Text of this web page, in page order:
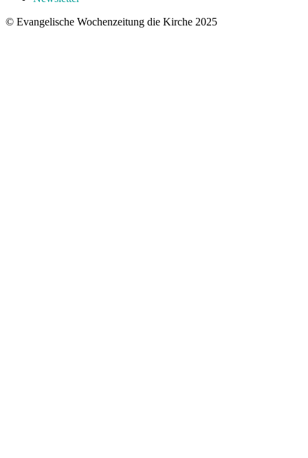
© Evangelische Wochenzeitung die Kirche 2025